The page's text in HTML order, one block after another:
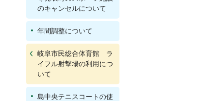
のキャンセルについて
年間調整について
岐阜市民総合体育館 ラ
イフル射撃場の利用につ
いて
島中央テニスコートの使